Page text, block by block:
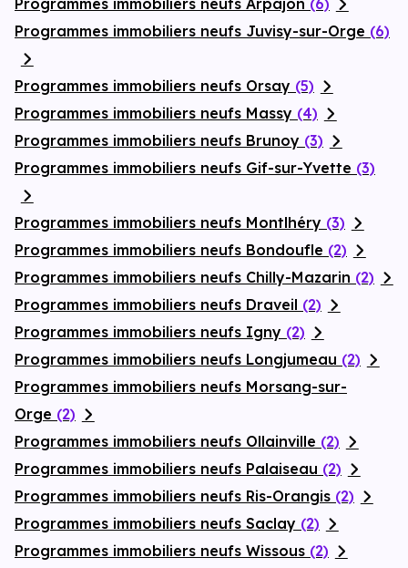
Programmes immobiliers neufs Arpajon (6)
Programmes immobiliers neufs Juvisy-sur-Orge (6)
Programmes immobiliers neufs Orsay (5)
Programmes immobiliers neufs Massy (4)
Programmes immobiliers neufs Brunoy (3)
Programmes immobiliers neufs Gif-sur-Yvette (3)
Programmes immobiliers neufs Montlhéry (3)
Programmes immobiliers neufs Bondoufle (2)
Programmes immobiliers neufs Chilly-Mazarin (2)
Programmes immobiliers neufs Draveil (2)
Programmes immobiliers neufs Igny (2)
Programmes immobiliers neufs Longjumeau (2)
Programmes immobiliers neufs Morsang-sur-
Orge (2)
Programmes immobiliers neufs Ollainville (2)
Programmes immobiliers neufs Palaiseau (2)
Programmes immobiliers neufs Ris-Orangis (2)
Programmes immobiliers neufs Saclay (2)
Programmes immobiliers neufs Wissous (2)